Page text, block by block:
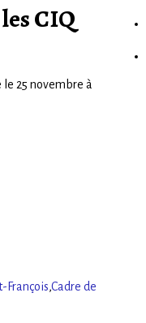
CIQ
le 25 novembre à
François,Cadre de